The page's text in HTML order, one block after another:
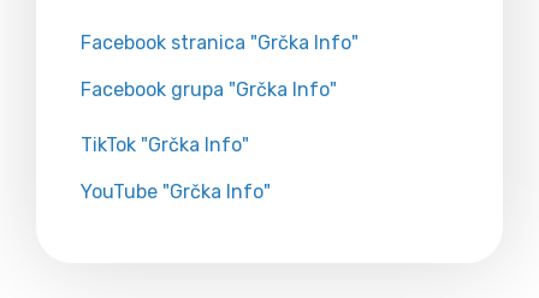
Facebook stranica "Grčka Info"
Facebook grupa "Grčka Info"
TikTok "Grčka Info"
YouTube "Grčka Info"